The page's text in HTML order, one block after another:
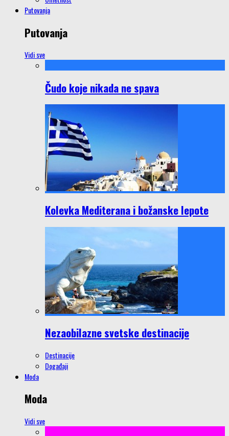
Putovanja
Putovanja
Vidi sve
Čudo koje nikada ne spava
Kolevka Mediterana i božanske lepote
Nezaobilazne svetske destinacije
Destinacije
Događaji
Moda
Moda
Vidi sve